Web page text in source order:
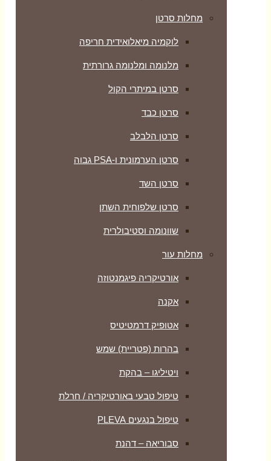
מחלות סרטן
לוקמיה מיאלואידית חריפה
מלנומה ומלנומה גרורתית
סרטן במיתרי הקול
סרטן כבד
סרטן הלבלב
סרטן הערמונית ו-PSA גבוה
סרטן השד
סרטן שלפוחית השתן
שוונומה וסטיבולרית
מחלות עור
אורטיקריה פיגמנטוזה
אקנה
אטופיק דרמטיטיס
בהרות (פטריית) שמש
ויטיליגו – בהקת
טיפול טבעי באורטיקריה / חרלת
טיפול בנגעים PLEVA
סבוריאה – דהנת